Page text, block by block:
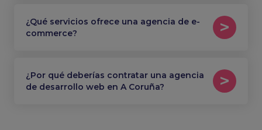
¿Qué servicios ofrece una agencia de e-
commerce?
¿Por qué deberías contratar una agencia
de desarrollo web en A Coruña?